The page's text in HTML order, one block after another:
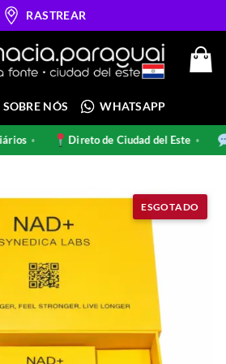
RASTREAR
SOBRE NÓS WHATSAPP
Direto de Ciudad del Este